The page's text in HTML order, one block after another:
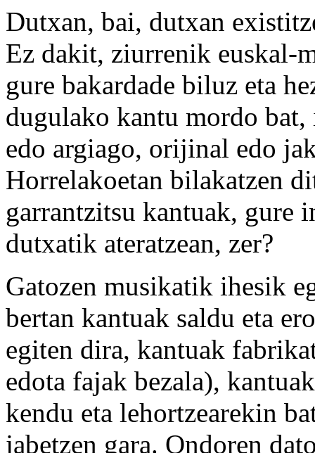
Dutxan, bai, dutxan
Ez dakit, ziurrenik euskal-
gure bakardade biluz eta
dugulako kantu mordo
edo argiago, orijinal edo
Horrelakoetan bilakatzen
garrantzitsu kantuak, gure
dutxatik ateratzean, zer?
Gatozen musikatik ihesik
bertan kantuak saldu eta
egiten dira, kantuak
edota fajak bezala),
kendu eta lehortzearekin
jabetzen gara. Ondoren